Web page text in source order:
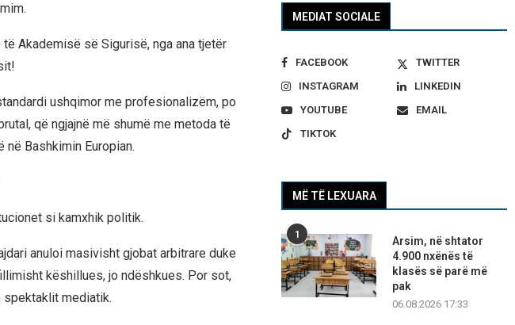
Akademisë së Sigurisë, nga ana tjetër
ushqimor me profesionalizëm, po
që ngjajnë më shumë me metoda të
Bashkimin Europian.
si kamxhik politik.
anuloi masivisht gjobat arbitrare duke
këshillues, jo ndëshkues. Por sot,
spektaklit mediatik.
MEDIAT SOCIALE
FACEBOOK
TWITTER
INSTAGRAM
LINKEDIN
YOUTUBE
EMAIL
TIKTOK
MË TË LEXUARA
1
Arsim, në shtator
4.900 nxënës të
klasës së parë më
pak
06.08.2026 17:33